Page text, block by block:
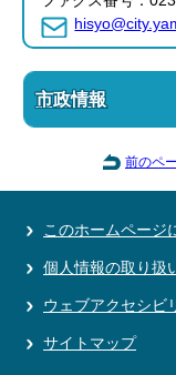
市政情報
前のペ
このホームページ
個人情報の取り扱
ウェブアクセシビ
サイトマップ